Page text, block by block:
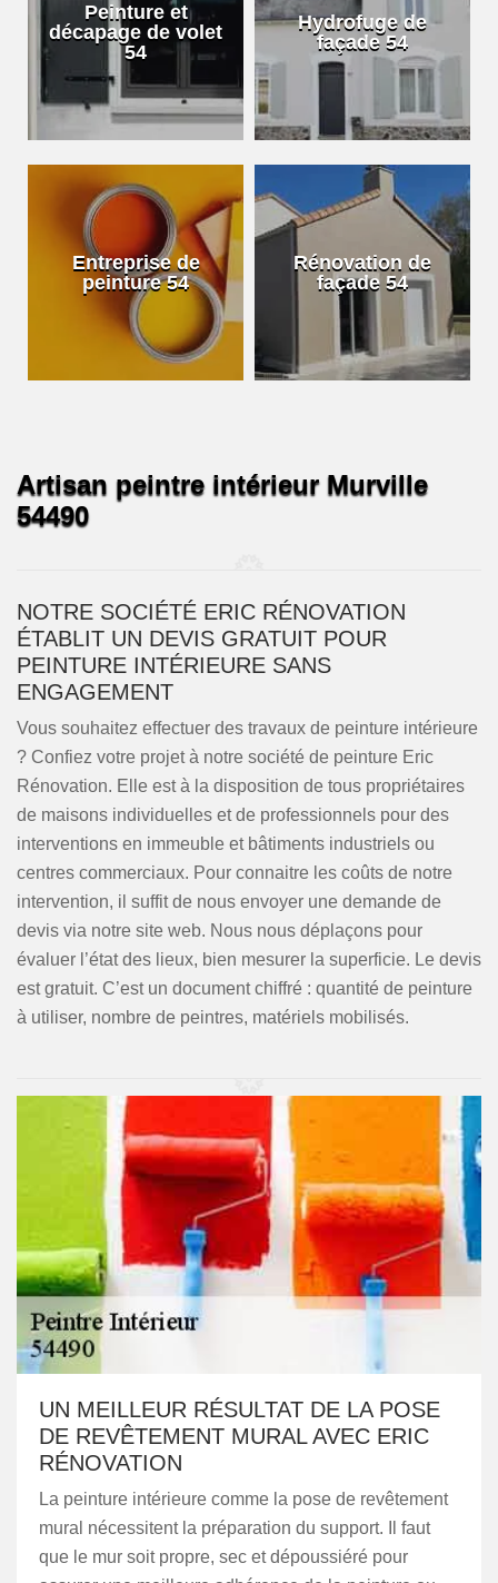
Peinture et
décapage de volet
54
Hydrofuge de
façade 54
Entreprise de
peinture 54
Rénovation de
façade 54
Artisan peintre intérieur Murville
54490
NOTRE SOCIÉTÉ ERIC RÉNOVATION
ÉTABLIT UN DEVIS GRATUIT POUR
PEINTURE INTÉRIEURE SANS
ENGAGEMENT
Vous souhaitez effectuer des travaux de peinture intérieure
? Confiez votre projet à notre société de peinture Eric
Rénovation. Elle est à la disposition de tous propriétaires
de maisons individuelles et de professionnels pour des
interventions en immeuble et bâtiments industriels ou
centres commerciaux. Pour connaitre les coûts de notre
intervention, il suffit de nous envoyer une demande de
devis via notre site web. Nous nous déplaçons pour
évaluer l’état des lieux, bien mesurer la superficie. Le devis
est gratuit. C’est un document chiffré : quantité de peinture
à utiliser, nombre de peintres, matériels mobilisés.
UN MEILLEUR RÉSULTAT DE LA POSE
DE REVÊTEMENT MURAL AVEC ERIC
RÉNOVATION
La peinture intérieure comme la pose de revêtement
mural nécessitent la préparation du support. Il faut
que le mur soit propre, sec et dépoussiéré pour